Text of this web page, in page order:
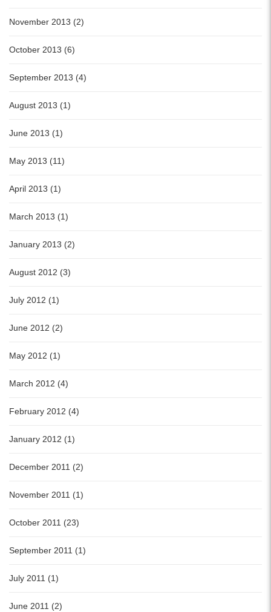
November 2013 (2)
October 2013 (6)
September 2013 (4)
August 2013 (1)
June 2013 (1)
May 2013 (11)
April 2013 (1)
March 2013 (1)
January 2013 (2)
August 2012 (3)
July 2012 (1)
June 2012 (2)
May 2012 (1)
March 2012 (4)
February 2012 (4)
January 2012 (1)
December 2011 (2)
November 2011 (1)
October 2011 (23)
September 2011 (1)
July 2011 (1)
June 2011 (2)